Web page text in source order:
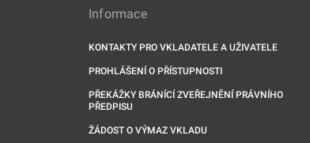
Informace
KONTAKTY PRO VKLADATELE A UŽIVATELE
PROHLÁŠENÍ O PŘÍSTUPNOSTI
PŘEKÁŽKY BRÁNÍCÍ ZVEŘEJNĚNÍ PRÁVNÍHO
PŘEDPISU
ŽÁDOST O VÝMAZ VKLADU